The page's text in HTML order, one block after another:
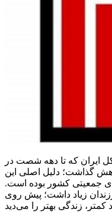
ایران که تا دهه شصت در
از دهه ۷۰ رو به کاهش گذاشت؛ دلیل اصلی این
جمعیتی کشور بوده است.
زیاد داشت؛ پیش روی